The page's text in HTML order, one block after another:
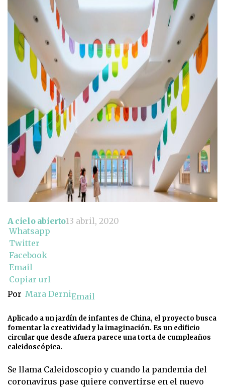
A cielo abierto13 abril, 2020
Whatsapp
Twitter
Facebook
Email
Copiar url
Por Mara DerniEmail
Aplicado a un jardín de infantes de China, el proyecto busca
fomentar la creatividad y la imaginación. Es un edificio
circular que desde afuera parece una torta de cumpleaños
caleidoscópica.
Se llama Caleidoscopio y cuando la pandemia del
coronavirus pase quiere convertirse en el nuevo